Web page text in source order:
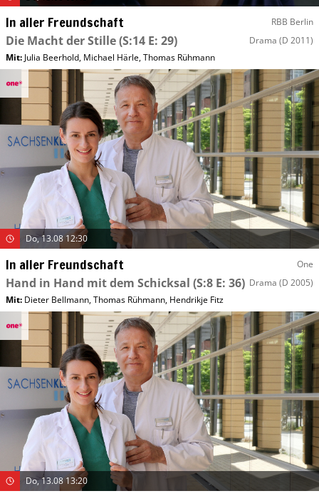
In aller Freundschaft RBB Berlin
Die Macht der Stille(S:14 E: 29) Drama (D 2011)
Mit: Julia Beerhold, Michael Härle,Thomas Rühmann
Do, 13.08 12:30
In aller Freundschaft One
Hand in Hand mit dem Schicksal (S:8 E: 36) Drama (D 2005)
Mit: Dieter Bellmann,Thomas Rühmann, Hendrikje Fitz
Do, 13.08 13:20